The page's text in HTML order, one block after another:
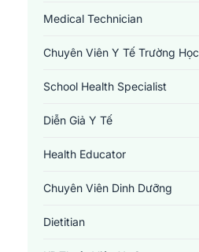
Quận Kiến An
Quận Lê Chân
Quận Ngô Quyền
Medical Technician
Chuyên Viên Y Tế Trường Học
School Health Specialist
Diễn Giả Y Tế
Health Educator
Chuyên Viên Dinh Dưỡng
Dietitian